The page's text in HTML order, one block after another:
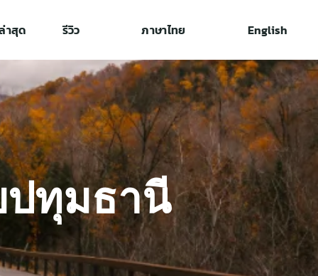
าสุด รีวิว ภาษาไทย English
ทุมธานี